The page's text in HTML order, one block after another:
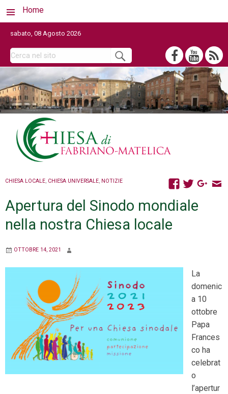
Home
sabato, 08 Agosto 2026
CHIESA LOCALE, CHIESA UNIVERSALE, NOTIZIE
Apertura del Sinodo mondiale
nella nostra Chiesa locale
OTTOBRE 14, 2021
La
domenic
a 10
ottobre
Papa
Frances
co ha
celebrat
o
l’apertur